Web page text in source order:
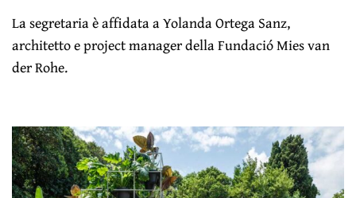
La segretaria è affidata a Yolanda Ortega Sanz,
architetto e project manager della Fundació Mies van
der Rohe.